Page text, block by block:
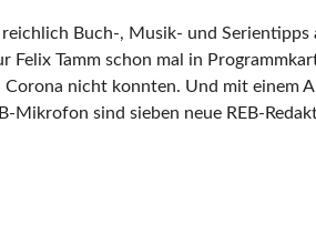
Buch-, Musik- und
Tamm schon mal in
nicht konnten. Und mit einem
Mikrofon sind sieben neue REB-